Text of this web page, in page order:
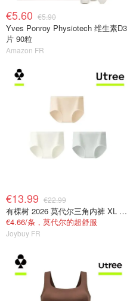
€5.60 €5.90
Yves Ponroy Physiotech 维生素D3
片 90粒
Amazon FR
€13.99 €22.99
有棵树 2026 莫代尔三角内裤 XL 女士抗菌
€4.66/条，莫代尔的超舒服
Joybuy FR